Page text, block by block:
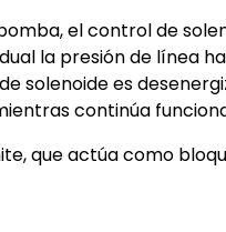
el control de
la presión de línea
solenoide es
continúa
que actúa como